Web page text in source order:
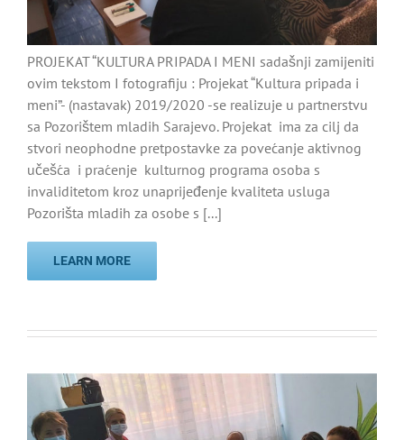
PROJEKAT “KULTURA PRIPADA I MENI sadašnji zamijeniti
ovim tekstom I fotografiju : Projekat “Kultura pripada i
meni”- (nastavak) 2019/2020 -se realizuje u partnerstvu
sa Pozorištem mladih Sarajevo. Projekat ima za cilj da
stvori neophodne pretpostavke za povećanje aktivnog
učešća i praćenje kulturnog programa osoba s
invaliditetom kroz unaprijeđenje kvaliteta usluga
Pozorišta mladih za osobe s [...]
LEARN MORE